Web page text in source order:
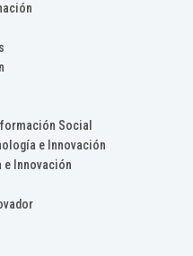
Social
e Innovación
e Innovación